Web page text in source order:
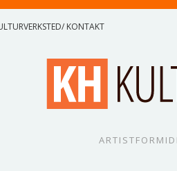
KONTAKT